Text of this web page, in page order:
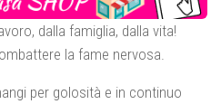
dalla famiglia, dalla vita!
la fame nervosa.
per golosità e in continuo